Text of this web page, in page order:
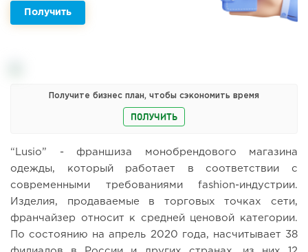
Получить
Получите бизнес план, чтобы сэкономить время
ПОЛУЧИТЬ
“Lusio” - франшиза монобрендового магазина
одежды, который работает в соответствии с
современными требованиями fashion-индустрии.
Изделия, продаваемые в торговых точках сети,
франчайзер относит к средней ценовой категории.
По состоянию на апрель 2020 года, насчитывает 38